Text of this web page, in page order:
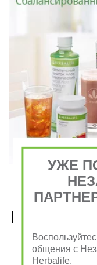
Рецепты,
из
УЖЕ
общения с
Herbalife.